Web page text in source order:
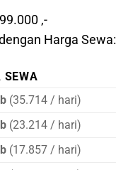
,-
Harga Sewa:
SEWA
(35.714 / hari)
(23.214 / hari)
(17.857 / hari)